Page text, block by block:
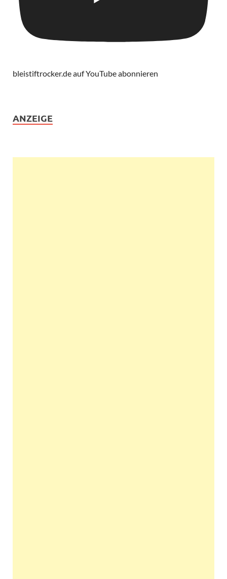
bleistiftrocker.de auf YouTube abonnieren
ANZEIGE